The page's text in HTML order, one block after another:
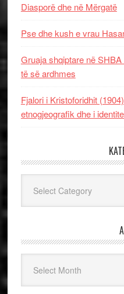
Diasporë dhe në Mërgatë
Pse dhe kush e vrau
Gruaja shqiptare në
të së ardhmes
Fjalori i Kristoforidhit
etnogjeografik dhe i